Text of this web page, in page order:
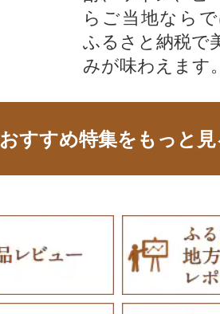
らご当地なら
ふるさと納税で
みが味わえます
おすすめ特集をもっと